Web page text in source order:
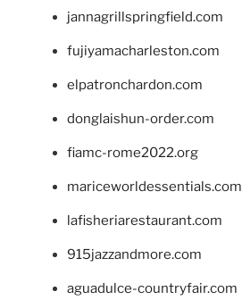
jannagrillspringfield.com
fujiyamacharleston.com
elpatronchardon.com
donglaishun-order.com
fiamc-rome2022.org
mariceworldessentials.com
lafisheriarestaurant.com
915jazzandmore.com
aguadulce-countryfair.com